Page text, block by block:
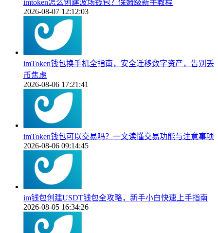
imtoken怎么创建波场钱包？保姆级新手教程
2026-08-07 12:12:03
imToken钱包换手机全指南，安全迁移数字资产，告别丢
币焦虑
2026-08-06 17:21:41
imToken钱包可以交易吗？一文读懂交易功能与注意事项
2026-08-06 09:14:45
im钱包创建USDT钱包全攻略，新手小白快速上手指南
2026-08-05 16:34:26